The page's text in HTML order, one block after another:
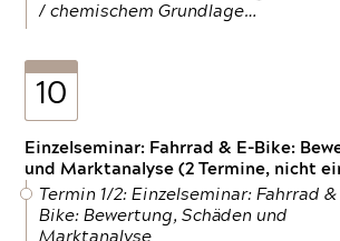
/ chemischem Grundlage…
10
Einzelseminar: Fahrrad & E-Bike:
und Marktanalyse (2 Termine, nicht
Termin 1/2: Einzelseminar: Fahrrad &
Bike: Bewertung, Schäden und
Marktanalyse